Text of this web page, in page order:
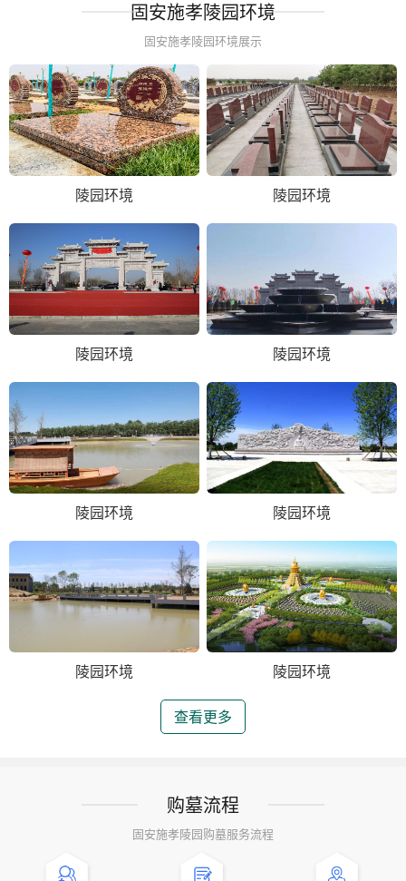
固安施孝陵园环境
固安施孝陵园环境展示
陵园环境 陵园环境
陵园环境 陵园环境
陵园环境 陵园环境
陵园环境 陵园环境
查看更多
购墓流程
固安施孝陵园购墓服务流程